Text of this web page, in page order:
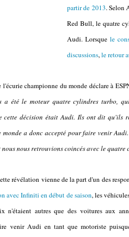
partir de 2013. Selon
Red Bull, le quatre
Audi. Lorsquele
discussions,le retour
championne du monde déclare à
a été le moteur quatre cylindres turbo,
cette décision était Audi. Ils ont dit qu'ils
a donc accepté pour faire venir
nous retrouvions coincés avec le quatre
révélation vienne de la part d'un des
avec Infiniti en début de saison, les
n'étaient autres que des voitures aux
venir Audi en tant que motoriste